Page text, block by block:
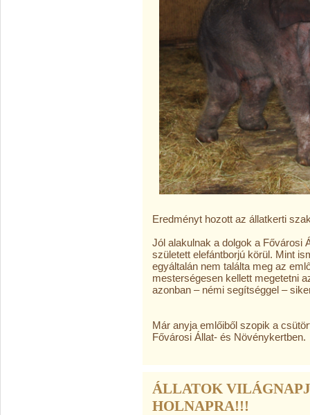
Eredményt hozott az állatkerti
Jól alakulnak a dolgok a Fővárosi
született elefántborjú körül. Mint
egyáltalán nem találta meg az
mesterségesen kellett megetetni
azonban – némi segítséggel –
Már anyja emlőiből szopik a
Fővárosi Állat- és Növénykertben.
ÁLLATOK
HOLNAPRA!!!